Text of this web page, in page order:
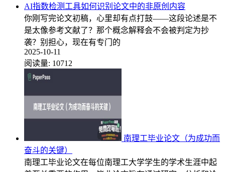
AI指数检测工具如何识别论文中的非原创内容
你刚写完论文初稿，心里却有点打鼓——这段论述是不
是太像参考文献了？那个概念解释会不会被判定为抄
袭？别担心，现在有专门的
2025-10-11
阅读量: 10712
南理工毕业论文（为成功而
奋斗的关键）
南理工毕业论文在每位南理工大学学生的学术生涯中起